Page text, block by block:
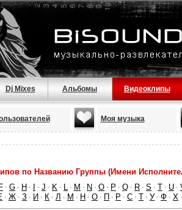
Dj Mixes Альбомы Видеоклипы
Моя музыка
по Названию Группы (Имени
F · G · H · · J · K · L · M · N · O · P · Q · R · S · T · U ·
· Ж · З · И · К · Л · М · Н · О · П · Р · С · Т · У · Ф · Х